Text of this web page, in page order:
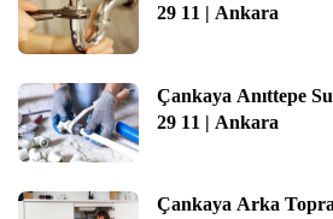
29 11 | Ankara
Çankaya Anıttepe
29 11 | Ankara
Çankaya Arka